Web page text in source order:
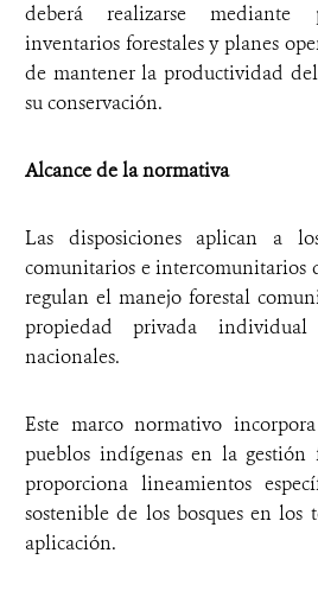
deberá realizarse mediante
inventarios forestales y planes
de mantener la productividad
su conservación.
Alcance de la normativa
Las disposiciones aplican a
comunitarios e intercomunitarios
regulan el manejo forestal
propiedad privada
nacionales.
Este marco normativo
pueblos indígenas en la gestión
proporciona lineamientos
sostenible de los bosques en
aplicación.